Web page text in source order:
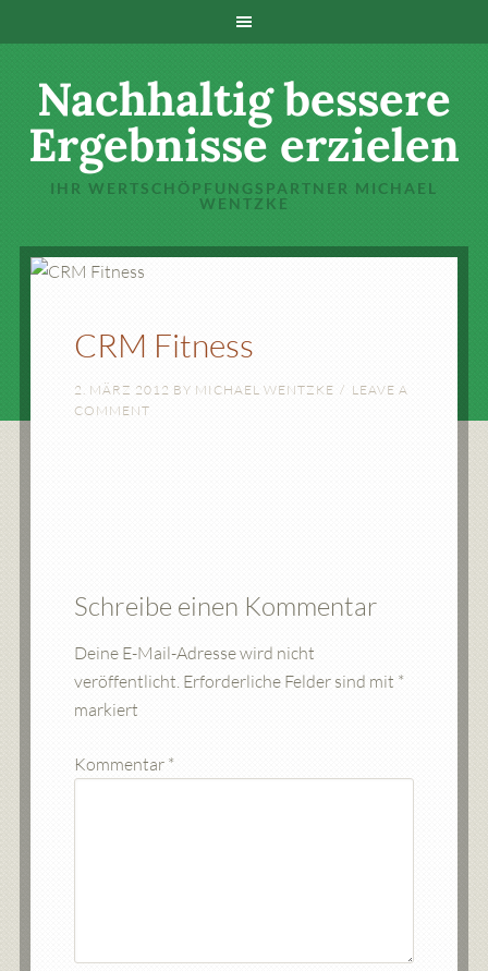
Nachhaltig bessere
Ergebnisse erzielen
IHR WERTSCHÖPFUNGSPARTNER MICHAEL
WENTZKE
CRM Fitness
2. MÄRZ 2012 BY MICHAEL WENTZKE
LEAVE A
COMMENT
Schreibe einen Kommentar
Deine E-Mail-Adresse wird nicht
veröffentlicht. Erforderliche Felder sind mit *
markiert
Kommentar *